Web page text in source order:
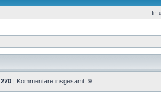
In
270 | Kommentare insgesamt: 9